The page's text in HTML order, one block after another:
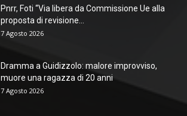
Pnrr, Foti “Via libera da Commissione Ue alla
proposta di revisione...
7 Agosto 2026
Dramma a Guidizzolo: malore improvviso,
muore una ragazza di 20 anni
7 Agosto 2026